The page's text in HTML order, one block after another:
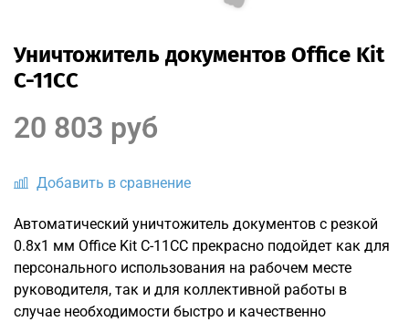
Уничтожитель документов Office Kit
C-11CC
Добавить в сравнение
20 803 руб
Автоматический уничтожитель документов с резкой
0.8x1 мм Office Kit C-11CC прекрасно подойдет как для
персонального использования на рабочем месте
руководителя, так и для коллективной работы в
случае необходимости быстро и качественно